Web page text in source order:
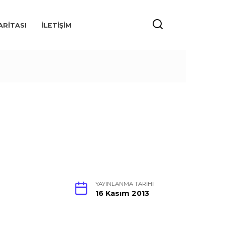
İLETIŞIM
YAYINLANMA TARIHI
16 Kasım 2013